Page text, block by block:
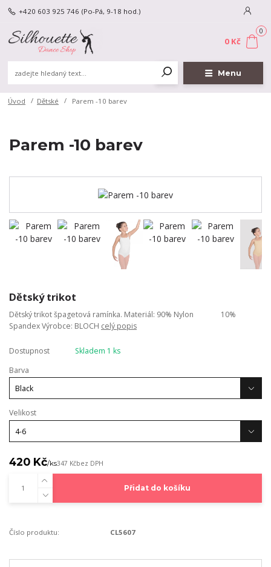
Menu
+420 603 925 746 (Po-Pá, 9-18 hod.)
0
0 Kč
Úvod Dětské Parem -10 barev
Parem -10 barev
Dětský trikot
Dětský trikot špagetová ramínka. Materiál: 90% Nylon 10%
Spandex Výrobce: BLOCH celý popis
Dostupnost
Skladem 1 ks
Barva
Velikost
420 Kč/ks347 Kčbez DPH
Přidat do košíku
Číslo produktu: CL5607